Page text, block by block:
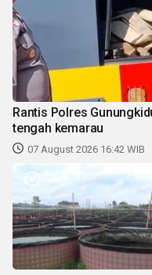
Rantis Polres
tengah kemarau
07 August 2026 16:42 WIB